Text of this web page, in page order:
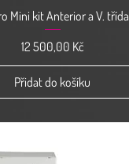
Rychlý náhled
Mini kit Anterior a V. třída
Cena
12 500,00 Kč
Přidat do košíku